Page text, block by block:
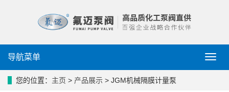
导
导航菜单
您的位置： 主页 > 产品展示 > JGM机械隔膜计量泵